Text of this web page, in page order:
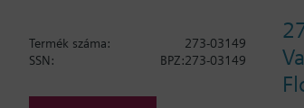
Termék száma:
273-03149
SSN:
BPZ:273-03149